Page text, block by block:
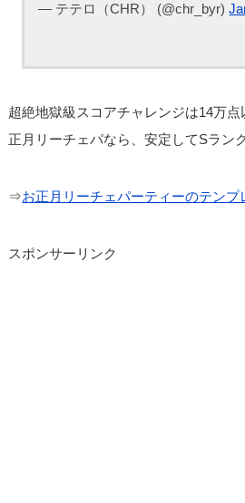
— テテロ（CHR） (@chr_byr)
超絶地獄級スコアチャレンジは14万
正月リーチェパなら、安定してSラン
⇒お正月リーチェパーティーのテンプ
スポンサーリンク